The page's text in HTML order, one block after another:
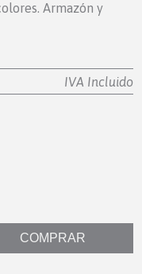
Armazón y
IVA Incluido
COMPRAR